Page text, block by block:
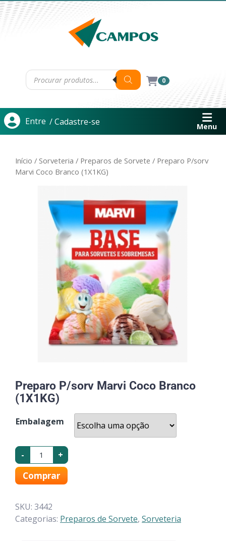
0
Entre / Cadastre-se Menu
Início / Sorveteria / Preparos de Sorvete / Preparo P/sorv
Marvi Coco Branco (1X1KG)
Preparo P/sorv Marvi Coco Branco
(1X1KG)
Embalagem
- +
Comprar
SKU: 3442
Categorias: Preparos de Sorvete, Sorveteria